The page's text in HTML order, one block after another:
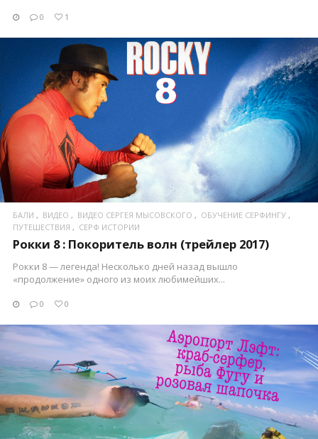
0 1
ПОСМОТРЕТЬ
БАЛИ ВИДЕО ВИДЕО СЕРГЕЯ МЫСОВСКОГО
ОБУЧЕНИЕ СЕРФИНГУ
ПУТЕШЕСТВИЯ
СЕРФ ИСТОРИИ
Рокки 8 : Покоритель волн (трейлер 2017)
Рокки 8 — легенда! Несколько дней назад вышло
«продолжение» одного из моих любимейших...
0 0
ПОСМОТРЕТЬ